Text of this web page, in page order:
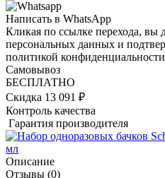
Написать в WhatsApp
Кликая по ссылке перехода, вы
персональных данных и
политикой
Самовывоз
БЕСПЛАТНО
Скидка 13 091 ₽
Контроль качества
Гарантия производителя
Описание
Отзывы (0)